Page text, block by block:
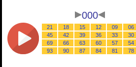
000
06
09
12
15
18
21
30
33
36
39
42
45
54
57
60
63
66
69
78
81
84
87
90
93